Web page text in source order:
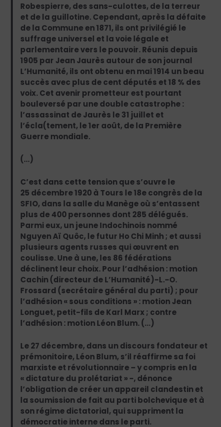
Robespierre, des sans-culottes, de la terreur
et de la guillotine. Cependant, après la défaite
de la Commune en 1871, ils ont privilégié le
suffrage universel et la voie légale et
parlementaire vers le pouvoir. Réunis depuis
1905 par Jean Jaurès autour de son journal
L’Humanité, ils ont obtenu en mai 1914 un beau
succès avec plus de cent députés et 18 % des
voix. Cet avenir prometteur est pourtant
bouleversé par une double catastrophe :
l’assassinat de Jaurès le 31 juillet et
l’écla(tement, le 1er août, de la Première
Guerre mondiale.
(…)
C’est dans cette tension que s’ouvre le
25 décembre 1920 à Tours le 18e congrès de la
SFIO, dans la salle du Manège où s’entassent
plus de 400 personnes dont 285 délégués.
Parmi eux, un jeune Indochinois nommé
Nguyen Aï Quôc, le futur Ho Chi Minh ; et aussi
plusieurs agents russes qui œuvrent en
coulisse. Une à une, les 86 fédérations
déclinent leur choix. Pour l’adhésion : motion
Cachin (directeur de L’Humanité)-L.-O.
Frossard (secrétaire général du parti) ; pour
l’adhésion « sous conditions » : motion Jean
Longuet, petit-fils de Karl Marx ; contre
l’adhésion : motion Léon Blum. (…)
Le 27 décembre, dans un discours fondateur et
prémonitoire, Léon Blum, s’il réaffirme sa foi
marxiste et révolutionnaire – y compris en la
« dictature du prolétariat » -, dénonce
l’obligation de créer un appareil clandestin et
la soumission de fait au parti bolchevique et à
son régime dictatorial, qui suppriment la
démocratie interne dans le parti.